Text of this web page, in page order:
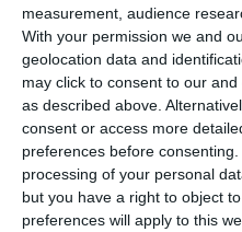
measurement, audience
With your permission we and
geolocation data and
may click to consent to our
as described above.
consent or access more
preferences before consenting.
processing of your personal
but you have a right to object
preferences will apply to this
Citește și
Un proiect UDMR
copii
Adaugă-ne
Urmărește-